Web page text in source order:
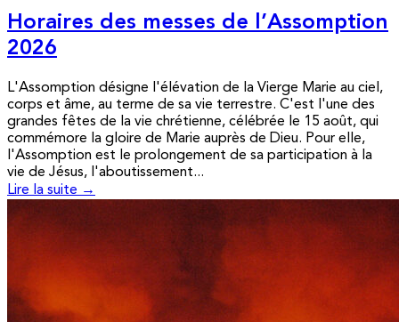
Horaires des messes de l’Assomption
2026
L'Assomption désigne l'élévation de la Vierge Marie au ciel,
corps et âme, au terme de sa vie terrestre. C'est l'une des
grandes fêtes de la vie chrétienne, célébrée le 15 août, qui
commémore la gloire de Marie auprès de Dieu. Pour elle,
l'Assomption est le prolongement de sa participation à la
vie de Jésus, l'aboutissement...
Lire la suite →